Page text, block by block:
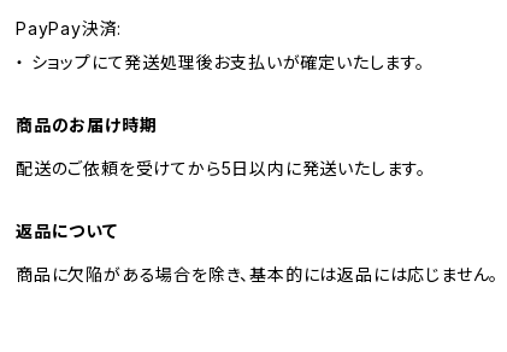
PayPay決済:
・ ショップにて発送処理後お支払いが確定いたします。
商品のお届け時期
配送のご依頼を受けてから5日以内に発送いたします。
返品について
商品に欠陥がある場合を除き、基本的には返品には応じません。